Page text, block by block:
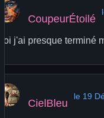
CoupeurÉtoilé
Moi j'ai presque terminé
CielBleu
le 19